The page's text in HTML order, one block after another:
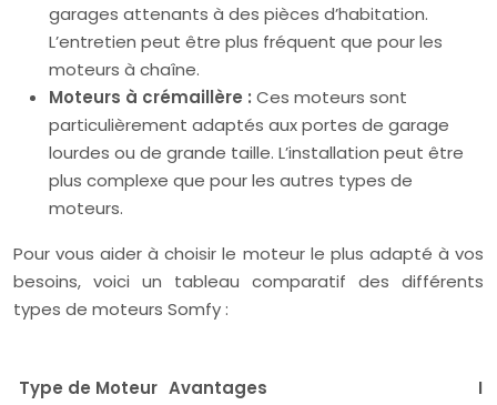
garages attenants à des pièces d’habitation.
L’entretien peut être plus fréquent que pour les
moteurs à chaîne.
Moteurs à crémaillère : Ces moteurs sont
particulièrement adaptés aux portes de garage
lourdes ou de grande taille. L’installation peut être
plus complexe que pour les autres types de
moteurs.
Pour vous aider à choisir le moteur le plus adapté à vos
besoins, voici un tableau comparatif des différents
types de moteurs Somfy :
Type de Moteur Avantages